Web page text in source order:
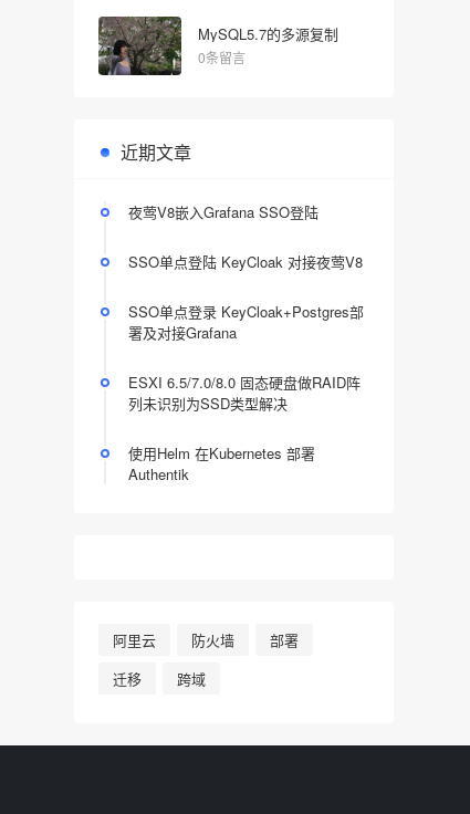
MySQL5.7的多源复制
0条留言
近期文章
夜莺V8嵌入Grafana SSO登陆
SSO单点登陆 KeyCloak 对接夜莺V8
SSO单点登录 KeyCloak+Postgres部
署及对接Grafana
ESXI 6.5/7.0/8.0 固态硬盘做RAID阵
列未识别为SSD类型解决
使用Helm 在Kubernetes 部署
Authentik
阿里云 防火墙
部署
迁移
跨域